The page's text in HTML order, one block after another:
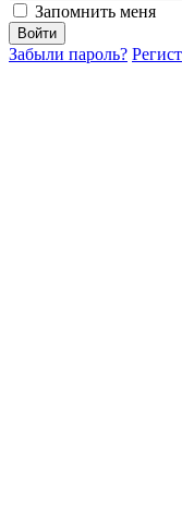
Запомнить меня
Забыли пароль?